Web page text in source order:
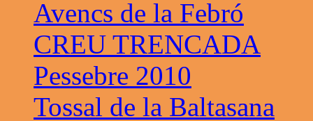
Avencs de la Febró
CREU TRENCADA
Pessebre 2010
Tossal de la Baltasana